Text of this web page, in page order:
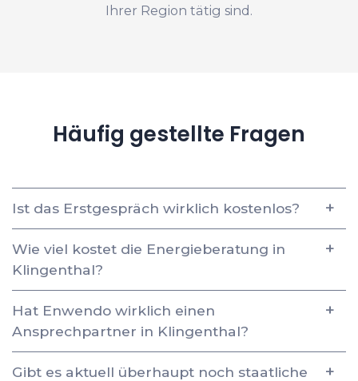
Ihrer Region tätig sind.
Häufig gestellte Fragen
Ist das Erstgespräch wirklich kostenlos?
Wie viel kostet die Energieberatung in
Klingenthal?
Hat Enwendo wirklich einen
Ansprechpartner in Klingenthal?
Gibt es aktuell überhaupt noch staatliche